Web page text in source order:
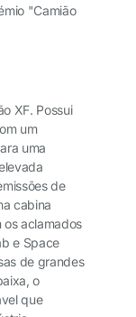
"Camião
XF. Possui
um
uma
de
cabina
os aclamados
e Space
de grandes
o
que